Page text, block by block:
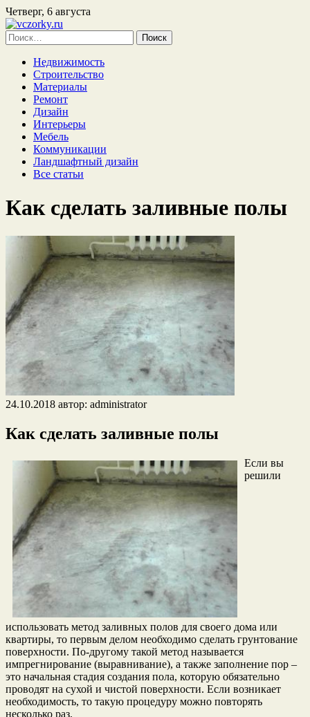
Четверг, 6 августа
Найти:
Недвижимость
Строительство
Материалы
Ремонт
Дизайн
Интерьеры
Мебель
Коммуникации
Ландшафтный дизайн
Все статьи
Как сделать заливные полы
24.10.2018 автор: administrator
Как сделать заливные полы
Если вы
решили
использовать метод заливных полов для своего дома или
квартиры, то первым делом необходимо сделать грунтование
поверхности. По-другому такой метод называется
импрегнирование (выравнивание), а также заполнение пор –
это начальная стадия создания пола, которую обязательно
проводят на сухой и чистой поверхности. Если возникает
необходимость, то такую процедуру можно повторять
несколько раз.